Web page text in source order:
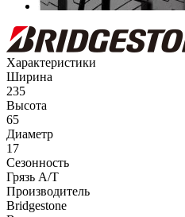
Характеристики
Ширина
235
Высота
65
Диаметр
17
Сезонность
Грязь A/T
Производитель
Bridgestone